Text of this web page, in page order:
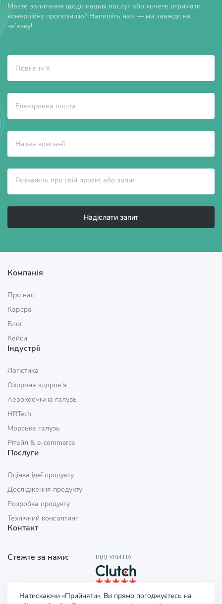
Натискаючи «Прийняти», Ви прямо погоджуєтесь на
Маєте запитання щодо наших послуг або хочете отримати
комерційну пропозицію? Напишіть нам — ми завжди на
зв’язку!
Надіслати запит
Компанія
Про нас
Кар’єра
Блог
Кейси
Індустрії
Логістика
Охорона здоров’я
Аерокосмічна галузь
HRTech
Морська галузь
Рітейл & e‑commerce
Послуги
Оцінка ідеї продукту
Дослідження продукту
Розробка продукту
Технічний консалтинг
Контакт
Стежте за нами: ВІДГУКИ НА